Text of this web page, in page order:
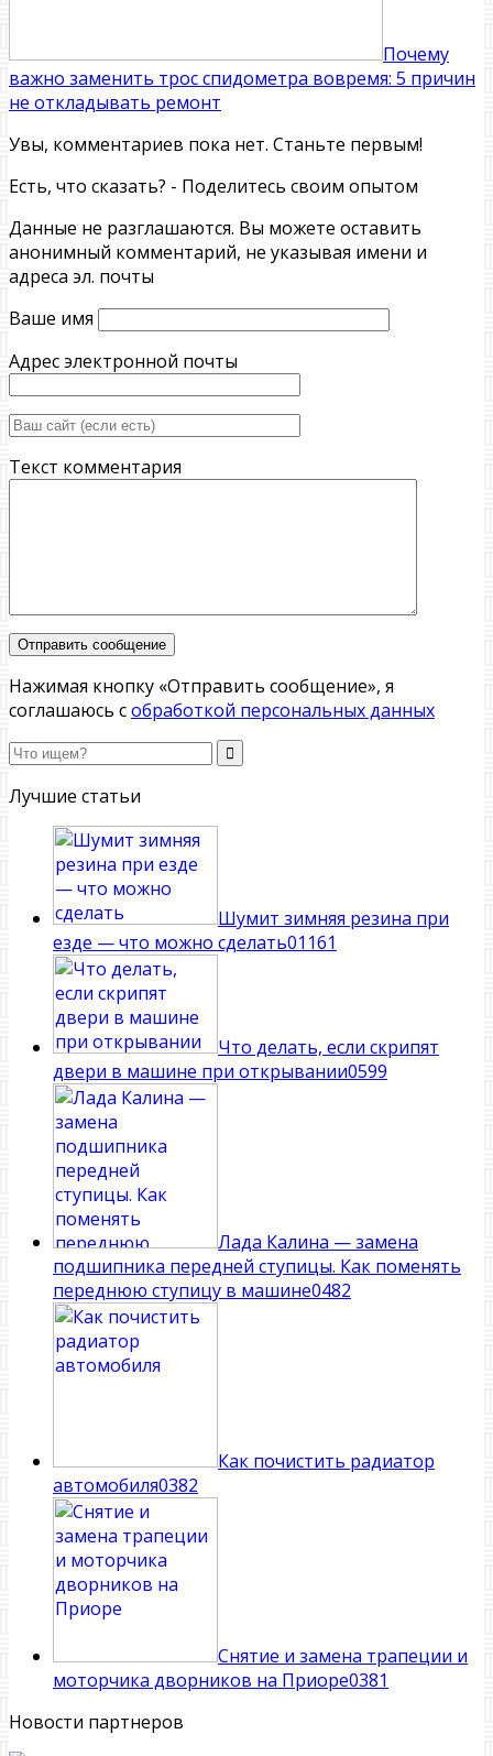
Почему
важно заменить трос спидометра вовремя: 5 причин
не откладывать ремонт
Увы, комментариев пока нет. Станьте первым!
Есть, что сказать? - Поделитесь своим опытом
Данные не разглашаются. Вы можете оставить
анонимный комментарий, не указывая имени и
адреса эл. почты
Ваше имя
Адрес электронной почты
Текст комментария
Нажимая кнопку «Отправить сообщение», я
соглашаюсь собработкой персональных данных
Лучшие статьи
Шумит зимняя резина при
езде — что можно сделать01161
Что делать, если скрипят
двери в машине при открывании0599
Лада Калина — замена
подшипника передней ступицы. Как поменять
переднюю ступицу в машине0482
Как почистить радиатор
автомобиля0382
Снятие и замена трапеции и
моторчика дворников на Приоре0381
Новости партнеров